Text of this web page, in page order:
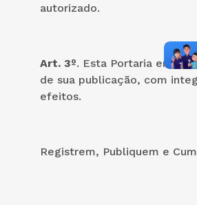
autorizado.
Art. 3º. Esta Portaria entra
de sua publicação, com
efeitos.
Registrem, Publiquem e